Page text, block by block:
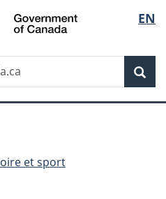
Passer
au
principal
Passer
à
Au
du
Passer
à
version
simplifiée
de
la
EN
et sport